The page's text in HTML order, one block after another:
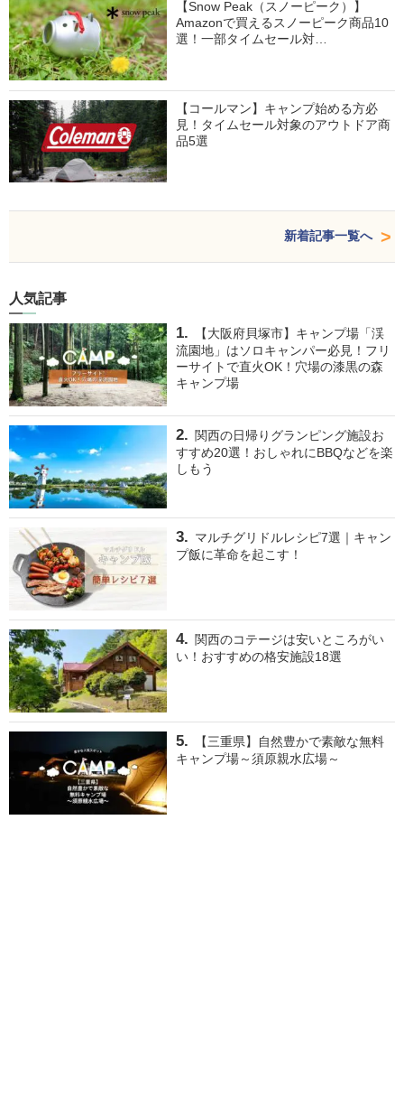
【Snow Peak（スノーピーク）】
Amazonで買えるスノーピーク商品10
選！一部タイムセール対…
【コールマン】キャンプ始める方必
見！タイムセール対象のアウトドア商
品5選
新着記事一覧へ
人気記事
【大阪府貝塚市】キャンプ場「渓
流園地」はソロキャンパー必見！フリ
ーサイトで直火OK！穴場の漆黒の森
キャンプ場
関西の日帰りグランピング施設お
すすめ20選！おしゃれにBBQなどを楽
しもう
マルチグリドルレシピ7選｜キャン
プ飯に革命を起こす！
関西のコテージは安いところがい
い！おすすめの格安施設18選
【三重県】自然豊かで素敵な無料
キャンプ場～須原親水広場～